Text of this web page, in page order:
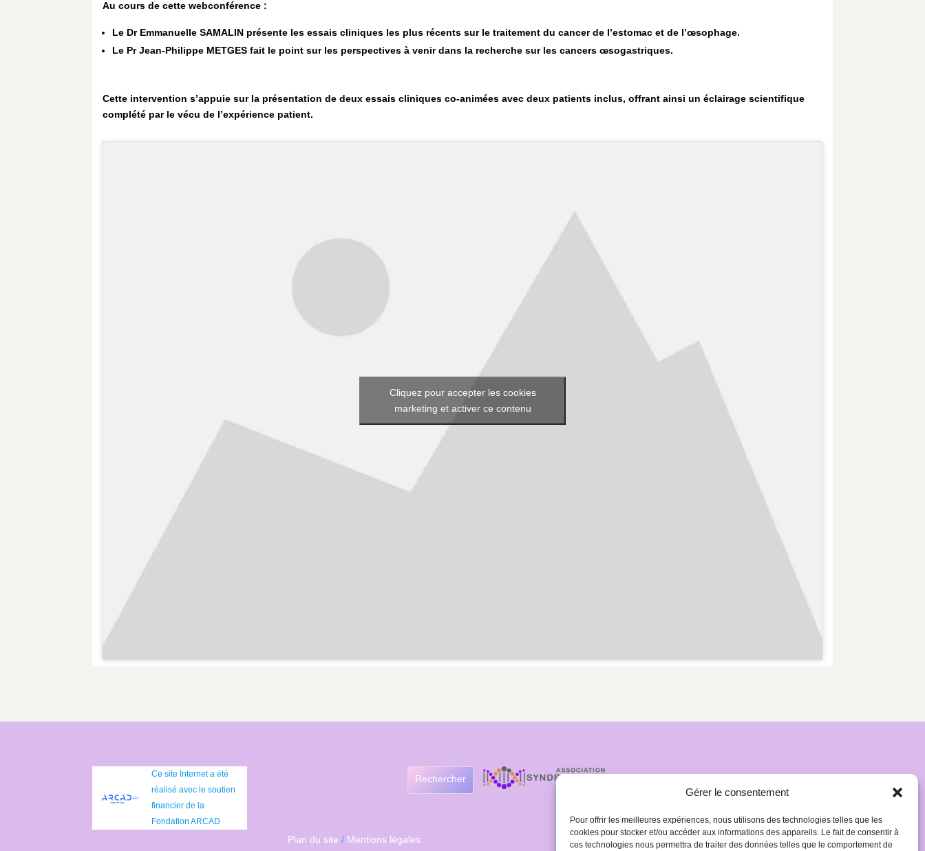
Gérer le consentement
Pour offrir les meilleures expériences, nous utilisons des technologies telles que les
cookies pour stocker et/ou accéder aux informations des appareils. Le fait de consentir à
ces technologies nous permettra de traiter des données telles que le comportement de
Au cours de cette webconférence :
Le Dr Emmanuelle SAMALIN présente les essais cliniques les plus récents sur le traitement du cancer de l’estomac et de l’œsophage.
Le Pr Jean-Philippe METGES fait le point sur les perspectives à venir dans la recherche sur les cancers œsogastriques.
Cette intervention s’appuie sur la présentation de deux essais cliniques co-animées avec deux patients inclus, offrant ainsi un éclairage scientifique
complété par le vécu de l’expérience patient.
Cliquez pour accepter les cookies
marketing et activer ce contenu
Ce site Internet a été
réalisé avec le soutien
financier de la
Fondation ARCAD
Rechercher
Plan du site / Mentions légales